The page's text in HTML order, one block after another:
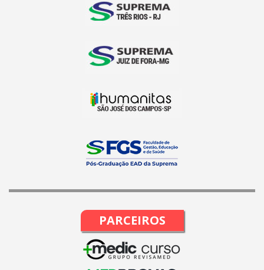
PARCEIROS